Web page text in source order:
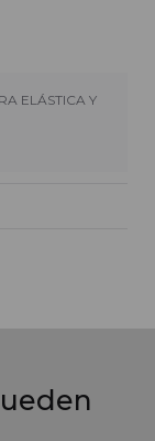
ELÁSTICA Y